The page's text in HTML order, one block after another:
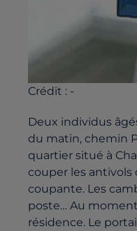
Crédit : -
Deux individus
du matin, chemin
quartier situé à
couper les antivols
coupante. Les
poste… Au
résidence. Le